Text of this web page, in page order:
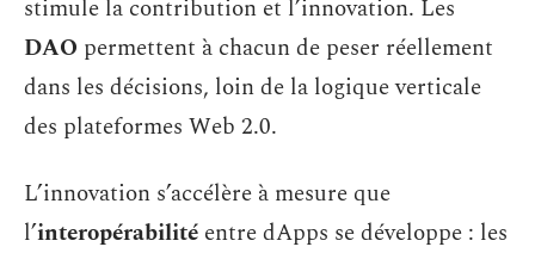
stimule la contribution et l’innovation. Les
DAO permettent à chacun de peser réellement
dans les décisions, loin de la logique verticale
des plateformes Web 2.0.
L’innovation s’accélère à mesure que
l’interopérabilité entre dApps se développe : les